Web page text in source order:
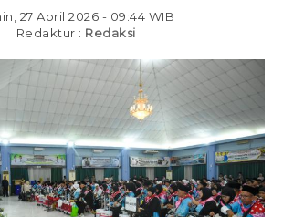
27 April 2026 - 09:44 WIB
Redaktur : Redaksi